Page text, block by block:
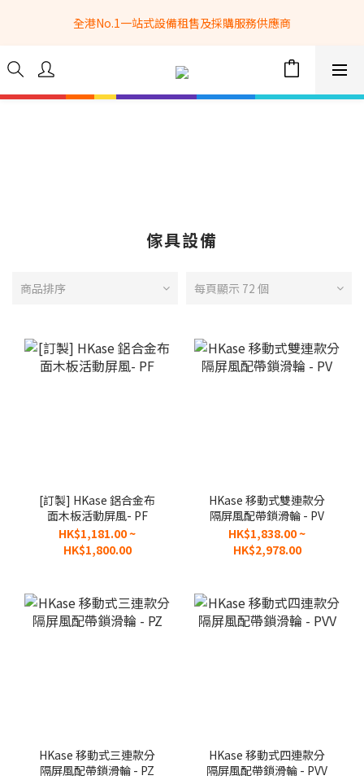
全港No.1一站式設備租售及採購服務供應商
全港No.1一站式設備租售及採購服務供應商
選購現貨產品全單滿$3500自家專送免運費 (只限網站落單, 不適用
於急單, 訂制產品, 屏風, 籠車, 舞台等)
傢具設備
商品排序 每頁顯示 72 個
[訂製] HKase 鋁合金布
面木板活動屏風- PF
HK$1,181.00 ~
HK$1,800.00
HKase 移動式雙連款分
隔屏風配帶鎖滑輪 - PV
HK$1,838.00 ~
HK$2,978.00
HKase 移動式三連款分
隔屏風配帶鎖滑輪 - PZ
HKase 移動式四連款分
隔屏風配帶鎖滑輪 - PVV